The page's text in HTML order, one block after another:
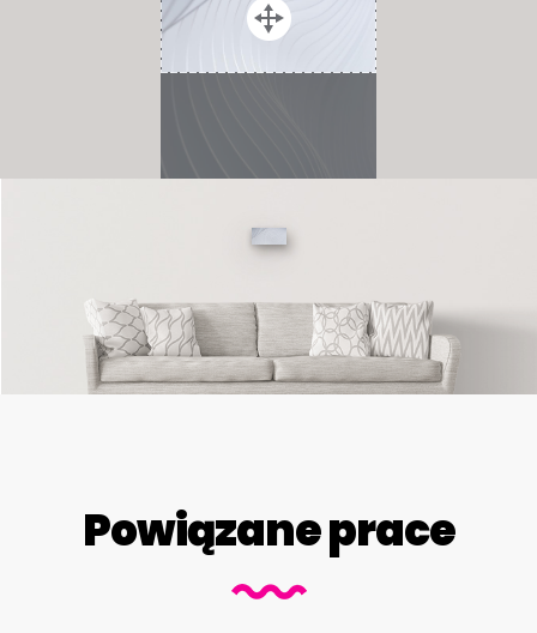
Powiązane prace